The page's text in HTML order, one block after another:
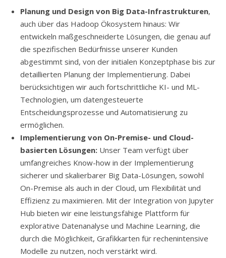
Planung und Design von Big Data-Infrastrukturen,
auch über das Hadoop Ökosystem hinaus: Wir
entwickeln maßgeschneiderte Lösungen, die genau auf
die spezifischen Bedürfnisse unserer Kunden
abgestimmt sind, von der initialen Konzeptphase bis zur
detaillierten Planung der Implementierung. Dabei
berücksichtigen wir auch fortschrittliche KI- und ML-
Technologien, um datengesteuerte
Entscheidungsprozesse und Automatisierung zu
ermöglichen.
Implementierung von On-Premise- und Cloud-
basierten Lösungen: Unser Team verfügt über
umfangreiches Know-how in der Implementierung
sicherer und skalierbarer Big Data-Lösungen, sowohl
On-Premise als auch in der Cloud, um Flexibilität und
Effizienz zu maximieren. Mit der Integration von Jupyter
Hub bieten wir eine leistungsfähige Plattform für
explorative Datenanalyse und Machine Learning, die
durch die Möglichkeit, Grafikkarten für rechenintensive
Modelle zu nutzen, noch verstärkt wird.